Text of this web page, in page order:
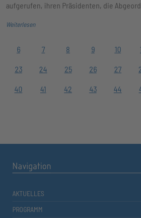
aufgerufen, ihren Präsidenten, die
Weiterlesen
6 7 8 9 10
23 24 25 26 27
40 41 42 43 44
Navigation
AKTUELLES
PROGRAMM